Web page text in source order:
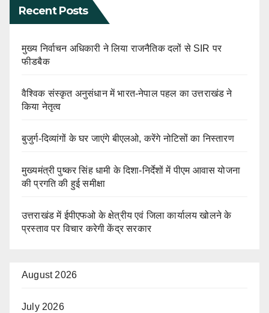
Recent Posts
मुख्य निर्वाचन अधिकारी ने लिया राजनैतिक दलों से SIR पर
फीडबैक
वैश्विक संस्कृत अनुसंधान में भारत-नेपाल पहल का उत्तराखंड ने
किया नेतृत्व
बुजुर्ग-दिव्यांगों के घर जाएंगे बीएलओ, करेंगे नोटिसों का निस्तारण
मुख्यमंत्री पुष्कर सिंह धामी के दिशा-निर्देशों में पीएम आवास योजना
की प्रगति की हुई समीक्षा
उत्तराखंड में ईपीएफओ के क्षेत्रीय एवं जिला कार्यालय खोलने के
प्रस्ताव पर विचार करेगी केंद्र सरकार
August 2026
July 2026